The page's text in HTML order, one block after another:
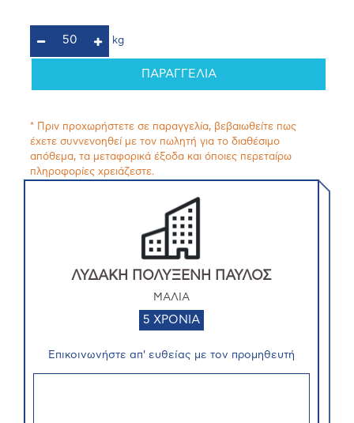
kg
ΠΑΡΑΓΓΕΛΙΑ
* Πριν προχωρήστετε σε παραγγελία, βεβαιωθείτε πως
έχετε συννενοηθεί με τον πωλητή για το διαθέσιμο
απόθεμα, τα μεταφορικά έξοδα και όποιες περεταίρω
πληροφορίες χρειάζεστε.
ΛΥΔΑΚΗ ΠΟΛΥΞΕΝΗ ΠΑΥΛΟΣ
ΜΑΛΙΑ
5 ΧΡΟΝΙΑ
Επικοινωνήστε απ' ευθείας με τον προμηθευτή